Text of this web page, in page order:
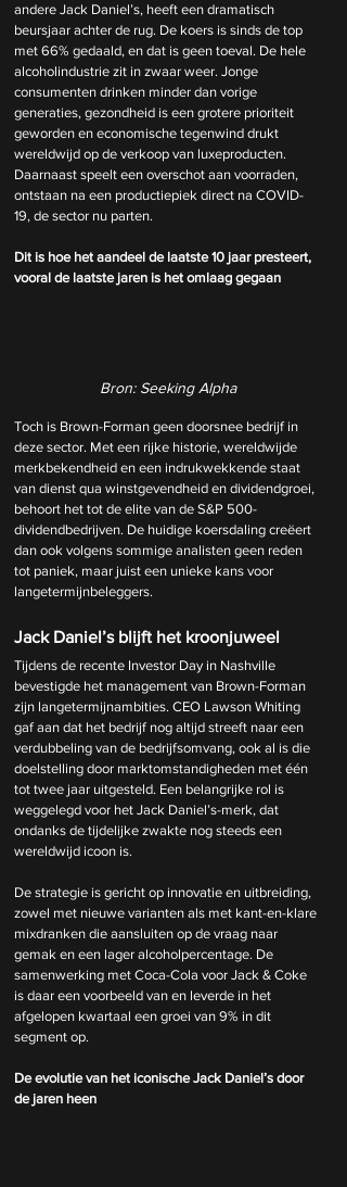
andere Jack Daniel’s, heeft een dramatisch
beursjaar achter de rug. De koers is sinds de top
met 66% gedaald, en dat is geen toeval. De hele
alcoholindustrie zit in zwaar weer. Jonge
consumenten drinken minder dan vorige
generaties, gezondheid is een grotere prioriteit
geworden en economische tegenwind drukt
wereldwijd op de verkoop van luxeproducten.
Daarnaast speelt een overschot aan voorraden,
ontstaan na een productiepiek direct na COVID-
19, de sector nu parten.
Dit is hoe het aandeel de laatste 10 jaar presteert,
vooral de laatste jaren is het omlaag gegaan
Bron: Seeking Alpha
Toch is Brown-Forman geen doorsnee bedrijf in
deze sector. Met een rijke historie, wereldwijde
merkbekendheid en een indrukwekkende staat
van dienst qua winstgevendheid en dividendgroei,
behoort het tot de elite van de S&P 500-
dividendbedrijven. De huidige koersdaling creëert
dan ook volgens sommige analisten geen reden
tot paniek, maar juist een unieke kans voor
langetermijnbeleggers.
Jack Daniel’s blijft het kroonjuweel
Tijdens de recente Investor Day in Nashville
bevestigde het management van Brown-Forman
zijn langetermijnambities. CEO Lawson Whiting
gaf aan dat het bedrijf nog altijd streeft naar een
verdubbeling van de bedrijfsomvang, ook al is die
doelstelling door marktomstandigheden met één
tot twee jaar uitgesteld. Een belangrijke rol is
weggelegd voor het Jack Daniel’s-merk, dat
ondanks de tijdelijke zwakte nog steeds een
wereldwijd icoon is.
De strategie is gericht op innovatie en uitbreiding,
zowel met nieuwe varianten als met kant-en-klare
mixdranken die aansluiten op de vraag naar
gemak en een lager alcoholpercentage. De
samenwerking met Coca-Cola voor Jack & Coke
is daar een voorbeeld van en leverde in het
afgelopen kwartaal een groei van 9% in dit
segment op.
De evolutie van het iconische Jack Daniel’s door
de jaren heen